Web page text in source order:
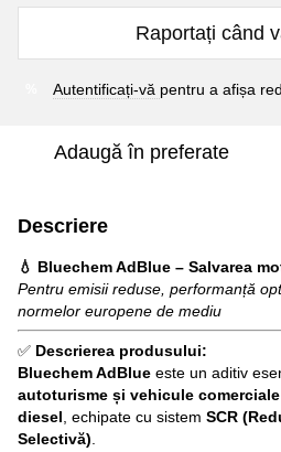
Raportați când
Autentificați-vă pentru a afișa
Adaugă în preferate
Descriere
💧 Bluechem AdBlue – Salvarea
Pentru emisii reduse, performanță
normelor europene de mediu
✅ Descrierea produsului:
Bluechem AdBlue este un aditiv
autoturisme și vehicule
diesel , echipate cu sistem SCR
Selectivă)